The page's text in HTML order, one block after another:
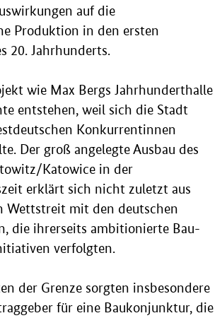
auf die
Produktion in den ersten
20. Jahrhunderts.
wie Max Bergs Jahrhunderthalle
entstehen, weil sich die Stadt
Konkurrentinnen
Der groß angelegte Ausbau des
Katowice in der
erklärt sich nicht zuletzt aus
Wettstreit mit den deutschen
die ihrerseits ambitionierte Bau-
verfolgten.
der Grenze sorgten insbesondere
für eine Baukonjunktur, die